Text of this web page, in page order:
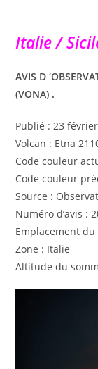
Italie /
AVIS D
(VONA) .
Publié : 23
Volcan : Etna
Code couleur
Code couleur
Source :
Numéro d’avis :
Emplacement du
Zone : Italie
Altitude du